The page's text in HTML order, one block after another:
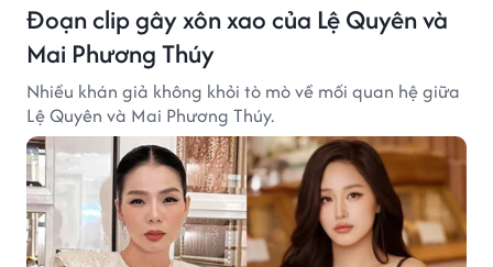
Đoạn clip gây xôn xao của Lệ Quyên và
Mai Phương Thúy
Nhiều khán giả không khỏi tò mò về mối quan hệ giữa
Lệ Quyên và Mai Phương Thúy.